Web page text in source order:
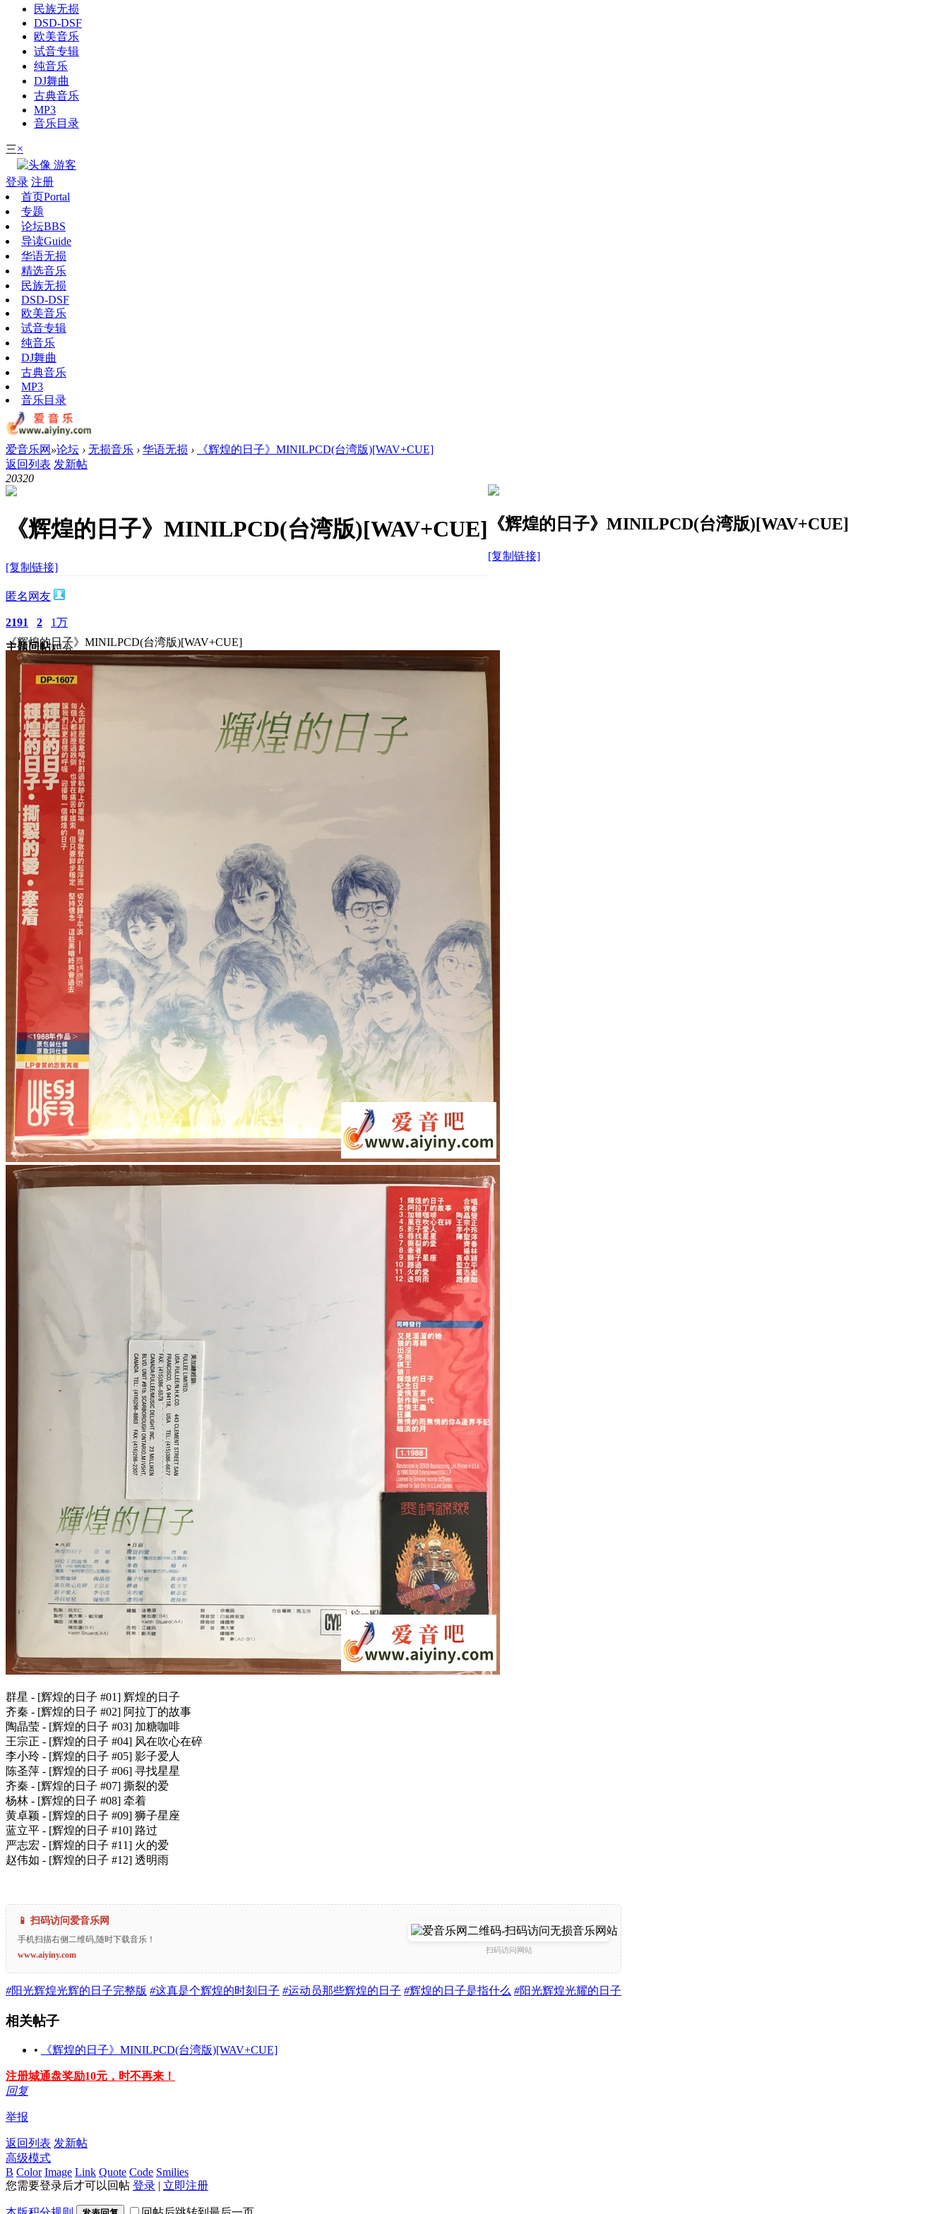
民族无损
DSD-DSF
欧美音乐
试音专辑
纯音乐
DJ舞曲
古典音乐
MP3
音乐目录
三×
游客
登录 注册
首页Portal
专题
论坛BBS
导读Guide
华语无损
精选音乐
民族无损
DSD-DSF
欧美音乐
试音专辑
纯音乐
DJ舞曲
古典音乐
MP3
音乐目录
爱音乐网 »论坛 › 无损音乐 › 华语无损 ›
《辉煌的日子》MINILPCD(台湾版)[WAV+CUE]
返回列表 发新帖
20320
《辉煌的日子》MINILPCD(台湾版)[WAV+CUE]
[复制链接]
《辉煌的日子》MINILPCD(台湾版)[WAV+CUE]
[复制链接]
匿名网友
2191
主题
2
回帖
1万
积分
积分
11873
2025-4-21 12:30:35
20320
《辉煌的日子》MINILPCD(台湾版)[WAV+CUE]
群星 - [辉煌的日子 #01] 辉煌的日子
齐秦 - [辉煌的日子 #02] 阿拉丁的故事
陶晶莹 - [辉煌的日子 #03] 加糖咖啡
王宗正 - [辉煌的日子 #04] 风在吹心在碎
李小玲 - [辉煌的日子 #05] 影子爱人
陈圣萍 - [辉煌的日子 #06] 寻找星星
齐秦 - [辉煌的日子 #07] 撕裂的爱
杨林 - [辉煌的日子 #08] 牵着
黄卓颖 - [辉煌的日子 #09] 狮子星座
蓝立平 - [辉煌的日子 #10] 路过
严志宏 - [辉煌的日子 #11] 火的爱
赵伟如 - [辉煌的日子 #12] 透明雨
📱 扫码访问爱音乐网
手机扫描右侧二维码,随时下载音乐！
www.aiyiny.com
扫码访问网站
#阳光辉煌光辉的日子完整版 #这真是个辉煌的时刻日子 #运动员那些辉煌的日子 #辉煌的日子是指什么 #阳光辉煌光耀的日子
相关帖子
• 《辉煌的日子》MINILPCD(台湾版)[WAV+CUE]
注册城通盘奖励10元，时不再来！
回复
举报
返回列表 发新帖
高级模式
B Color Image Link Quote Code Smilies
您需要登录后才可以回帖 登录 | 立即注册